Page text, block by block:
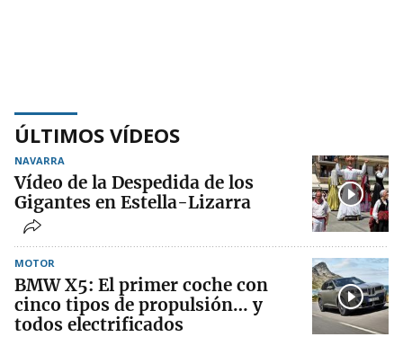
ÚLTIMOS VÍDEOS
NAVARRA
Vídeo de la Despedida de los
Gigantes en Estella-Lizarra
MOTOR
BMW X5: El primer coche con
cinco tipos de propulsión… y
todos electrificados